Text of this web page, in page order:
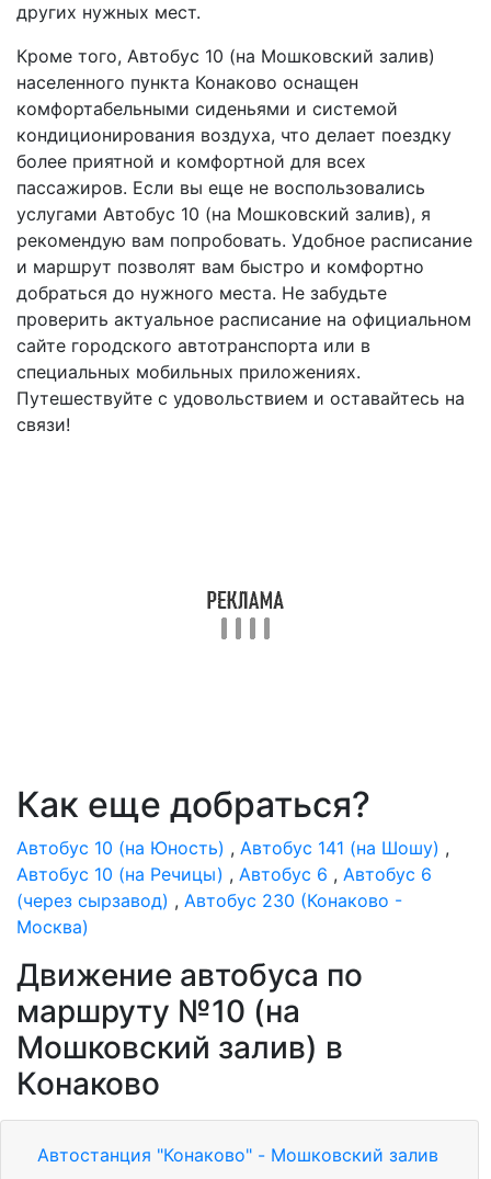
других нужных мест.
Кроме того, Автобус 10 (на Мошковский залив)
населенного пункта Конаково оснащен
комфортабельными сиденьями и системой
кондиционирования воздуха, что делает поездку
более приятной и комфортной для всех
пассажиров. Если вы еще не воспользовались
услугами Автобус 10 (на Мошковский залив), я
рекомендую вам попробовать. Удобное расписание
и маршрут позволят вам быстро и комфортно
добраться до нужного места. Не забудьте
проверить актуальное расписание на официальном
сайте городского автотранспорта или в
специальных мобильных приложениях.
Путешествуйте с удовольствием и оставайтесь на
связи!
Как еще добраться?
Автобус 10 (на Юность) , Автобус 141 (на Шошу) ,
Автобус 10 (на Речицы) , Автобус 6 , Автобус 6
(через сырзавод) , Автобус 230 (Конаково -
Москва)
Движение автобуса по
маршруту №10 (на
Мошковский залив) в
Конаково
Автостанция "Конаково" - Мошковский залив